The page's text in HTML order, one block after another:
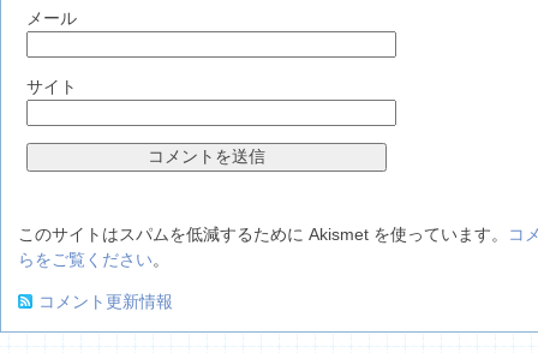
メール
サイト
このサイトはスパムを低減するために Akismet を使っています。
コ
らをご覧ください。
コメント更新情報